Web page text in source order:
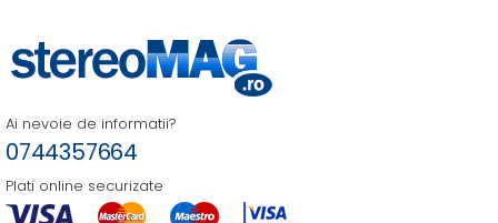
Ai nevoie de informatii?
0744357664
Plati online securizate